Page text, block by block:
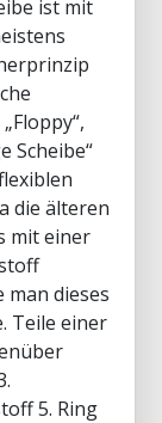
ist mit
Scheibe“
die älteren
mit einer
dieses
Teile einer
5. Ring